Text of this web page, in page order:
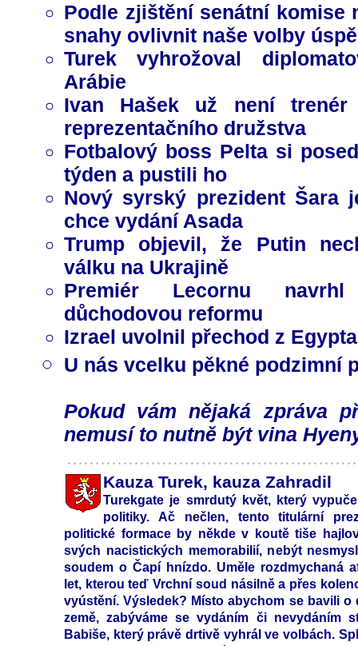
Podle zjištění senátní komise
snahy ovlivnit naše volby
Turek vyhrožoval
Arábie
Ivan Hašek už není trenér
reprezentačního družstva
Fotbalový boss Pelta si
týden a pustili ho
Nový syrský prezident Šara
chce vydání Asada
Trump objevil, že Putin
válku na Ukrajině
Premiér Lecornu navrhl
důchodovou reformu
Izrael uvolnil přechod z
U nás vcelku pěkné podzimní
Pokud vám nějaká zpráva
nemusí to nutně být vina
Kauza Turek, kauza Zahradil
Turekgate je smrdutý květ, který
politiky. Ač nečlen, tento titulární
politické formace by někde v koutě tiše
svých nacistických memorabilií, nebýt
soudem o Čapí hnízdo. Uměle rozdmychaná
let, kterou teď Vrchní soud násilně a přes
vyústění. Výsledek? Místo abychom se bavili o
země, zabýváme se vydáním či nevydáním
Babiše, který právě drtivě vyhrál ve volbách.